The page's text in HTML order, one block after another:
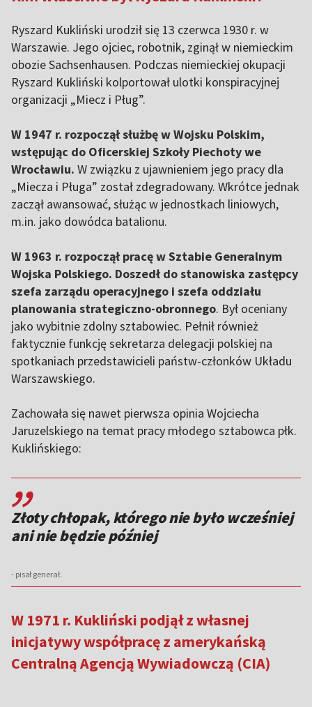
Ryszard Kukliński urodził się 13 czerwca 1930 r. w
Warszawie. Jego ojciec, robotnik, zginął w niemieckim
obozie Sachsenhausen. Podczas niemieckiej okupacji
Ryszard Kukliński kolportował ulotki konspiracyjnej
organizacji „Miecz i Pług”.
W 1947 r. rozpoczął służbę w Wojsku Polskim,
wstępując do Oficerskiej Szkoły Piechoty we
Wrocławiu. W związku z ujawnieniem jego pracy dla
„Miecza i Pługa” został zdegradowany. Wkrótce jednak
zaczął awansować, służąc w jednostkach liniowych,
m.in. jako dowódca batalionu.
W 1963 r. rozpoczął pracę w Sztabie Generalnym
Wojska Polskiego. Doszedł do stanowiska zastępcy
szefa zarządu operacyjnego i szefa oddziału
planowania strategiczno-obronnego. Był oceniany
jako wybitnie zdolny sztabowiec. Pełnił również
faktycznie funkcję sekretarza delegacji polskiej na
spotkaniach przedstawicieli państw-członków Układu
Warszawskiego.
Zachowała się nawet pierwsza opinia Wojciecha
Jaruzelskiego na temat pracy młodego sztabowca płk.
Kuklińskiego:
,,
Złoty chłopak, którego nie było wcześniej
ani nie będzie później
- pisał generał.
W 1971 r. Kukliński podjął z własnej
inicjatywy współpracę z amerykańską
Centralną Agencją Wywiadowczą (CIA)